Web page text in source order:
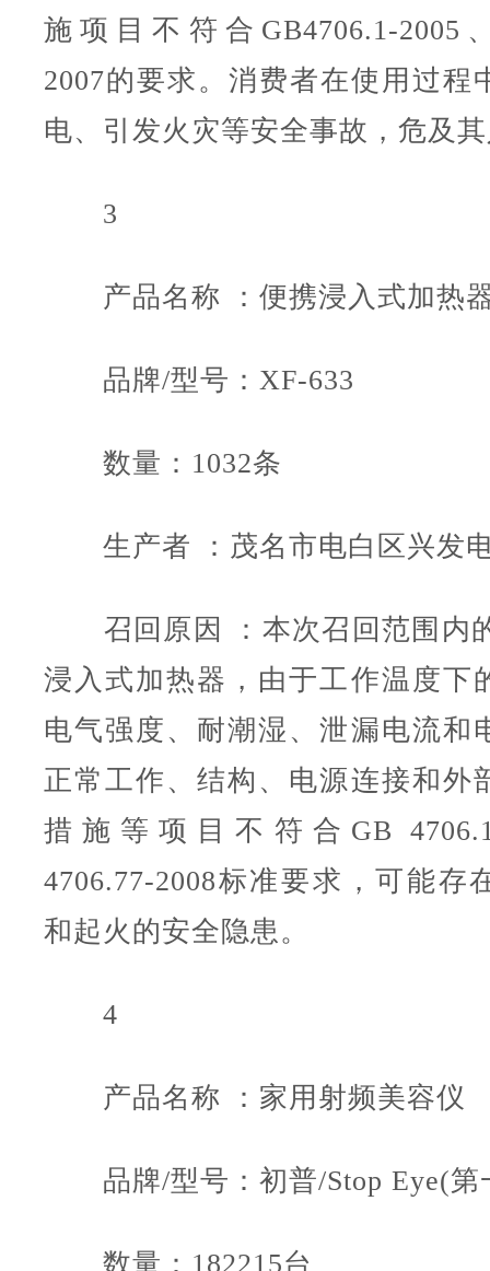
施项目不符合GB4706.1-2005
2007的要求。消费者在使用过程
电、引发火灾等安全事故，危及
3
产品名称 ：便携浸入式加热
品牌/型号：XF-633
数量：1032条
生产者 ：茂名市电白区兴发
召回原因 ：本次召回范围内
浸入式加热器，由于工作温度下
电气强度、耐潮湿、泄漏电流和
正常工作、结构、电源连接和外
措施等项目不符合GB
4706.77-2008标准要求，可能存
和起火的安全隐患。
4
产品名称 ：家用射频美容仪
品牌/型号：初普/Stop Eye(第
数量：182215台